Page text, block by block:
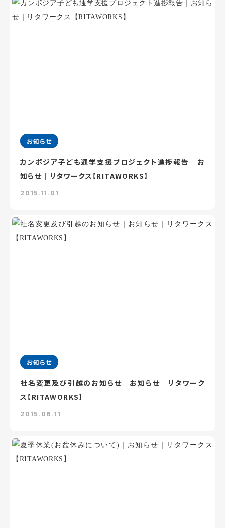
お知らせ
カンボジア子ども通学支援プロジェクト進捗報告｜お
知らせ｜リタワークス【RITAWORKS】
2015.11.01
お知らせ
社名変更及び引越のお知らせ｜お知らせ｜リタワーク
ス【RITAWORKS】
2015.08.11